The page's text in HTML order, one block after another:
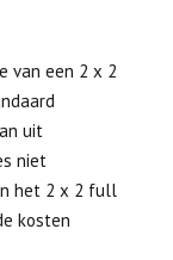
van een 2 x 2
uit
niet
het 2 x 2 full
kosten